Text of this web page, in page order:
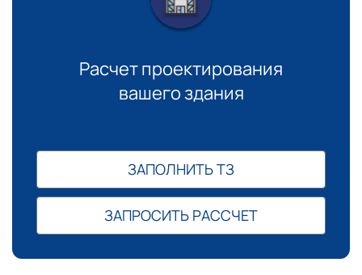
Расчет проектирования
вашего здания
ЗАПОЛНИТЬ ТЗ
ЗАПРОСИТЬ РАССЧЕТ